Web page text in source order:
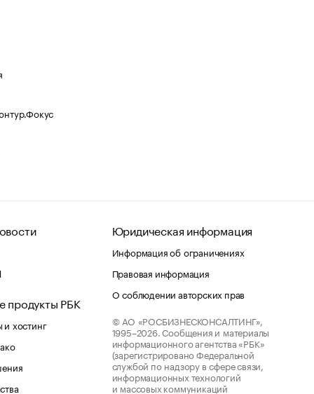
продукты РБК
хостинг
Юридическая информация
Информация об ограничениях
Правовая информация
О соблюдении авторских прав
© АО «РОСБИЗНЕСКОНСАЛТИНГ»,
1995–2026. Сообщения и материалы
информационного агентства «РБК»
(зарегистрировано Федеральной
службой по надзору в сфере связи,
информационных технологий
и массовых коммуникаций